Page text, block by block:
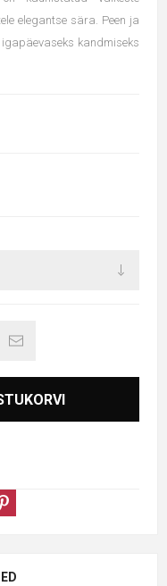
elegantse sära. Peen ja
kandmiseks